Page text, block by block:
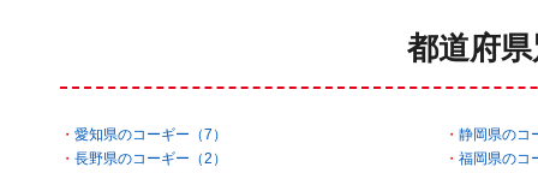
都道府
愛知県のコーギー（7）
静岡県のコ
長野県のコーギー（2）
福岡県のコ